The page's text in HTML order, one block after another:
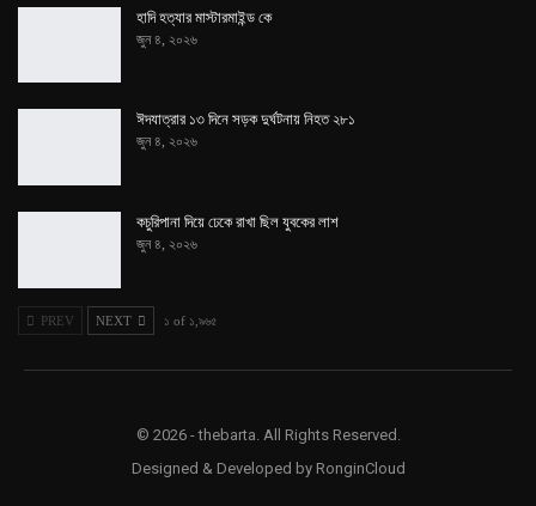
হাদি হত্যার মাস্টারমাইন্ড কে
জুন ৪, ২০২৬
ঈদযাত্রার ১৩ দিনে সড়ক দুর্ঘটনায় নিহত ২৮১
জুন ৪, ২০২৬
কচুরিপানা দিয়ে ঢেকে রাখা ছিল যুবকের লাশ
জুন ৪, ২০২৬
PREV NEXT ১ of ১,৯৬৫
© 2026 - thebarta. All Rights Reserved.
Designed & Developed by RonginCloud